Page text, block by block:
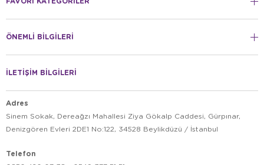
ÖNEMLİ BİLGİLERİ
İLETİŞİM BİLGİLERİ
Adres
Sinem Sokak, Dereağzı Mahallesi Ziya Gökalp Caddesi, Gürpınar,
Denizgören Evleri 2DE1 No:122, 34528 Beylikdüzü / İstanbul
Telefon